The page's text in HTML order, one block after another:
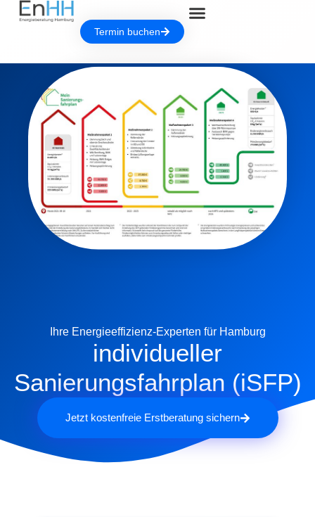
Termin buchen
Ihre Energieeffizienz-Experten für Hamburg
individueller
Sanierungsfahrplan (iSFP)
Jetzt kostenfreie Erstberatung sichern